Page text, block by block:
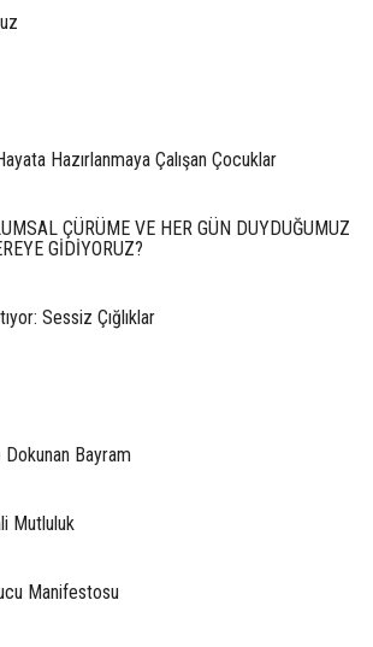
Hazırlanmaya Çalışan Çocuklar
ÇÜRÜME VE HER GÜN DUYDUĞUMUZ
GİDİYORUZ?
Sessiz Çığlıklar
Bayram
Mutluluk
Manifestosu